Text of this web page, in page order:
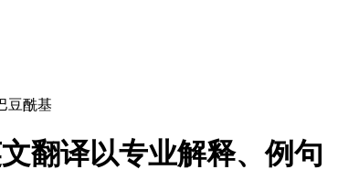
豆酰基
翻译以专业解释、例句